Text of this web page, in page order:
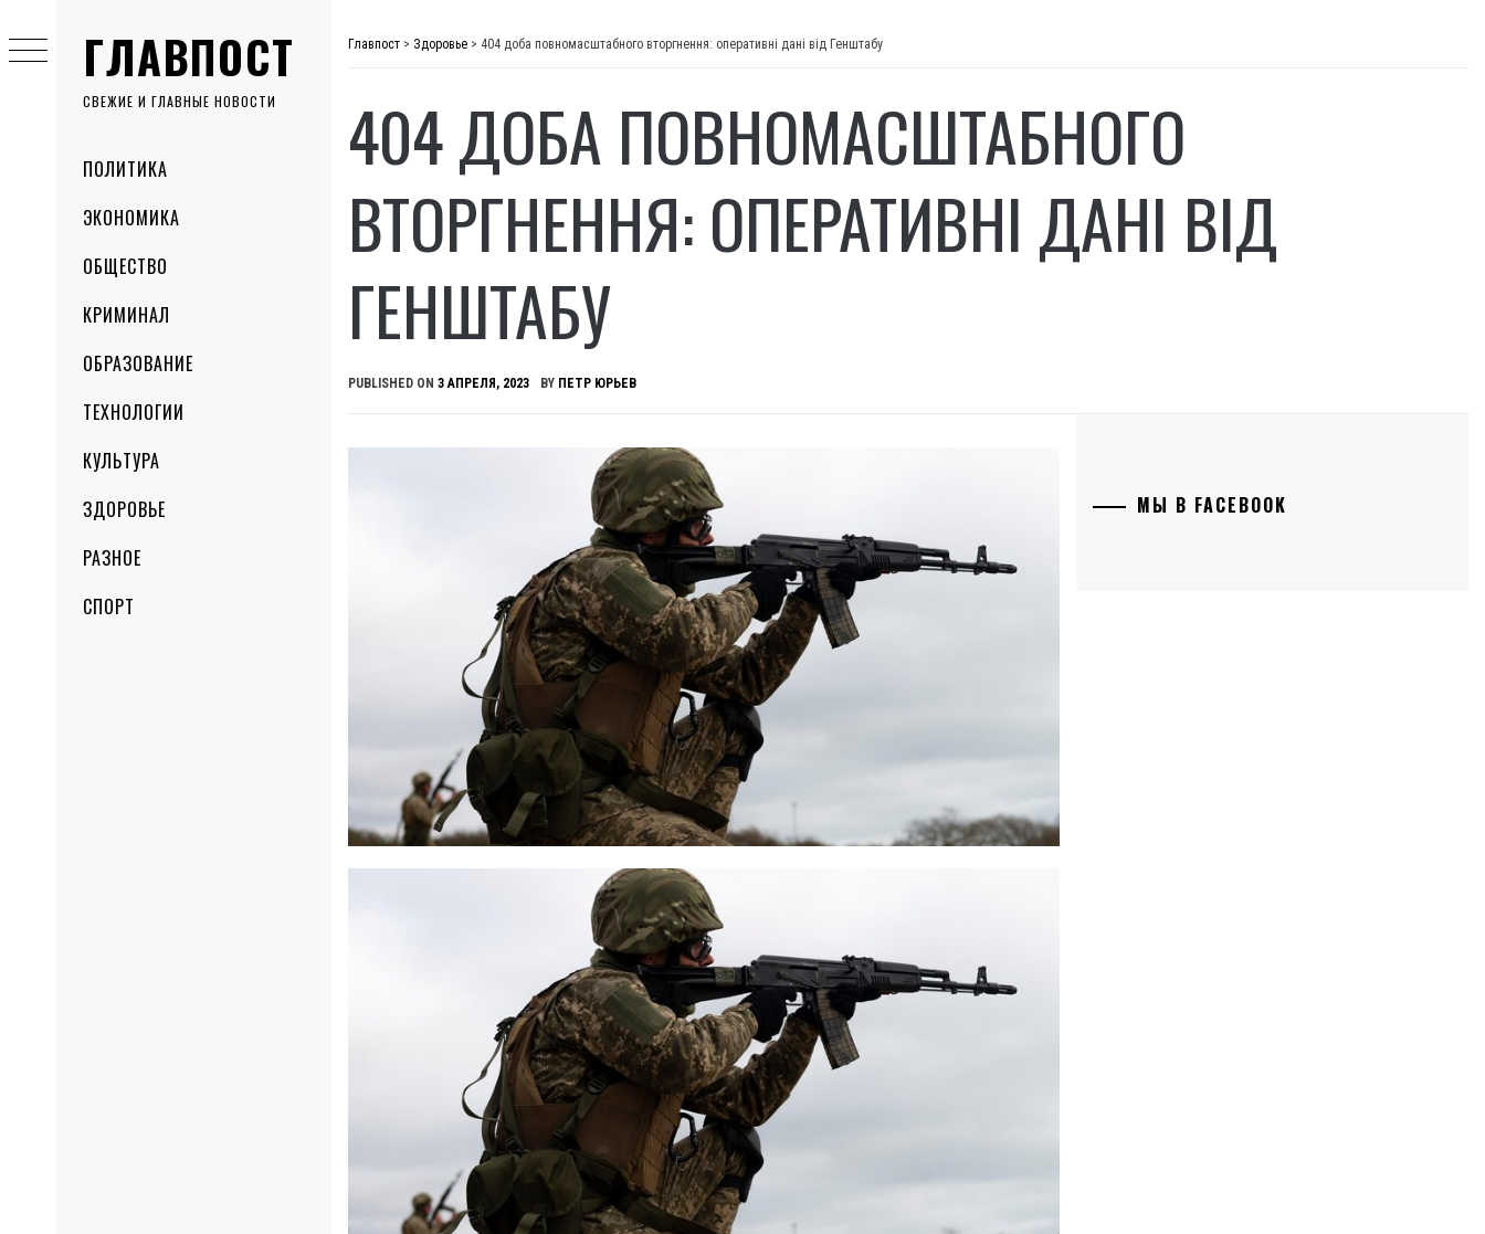
ГЛАВПОСТ
СВЕЖИЕ И ГЛАВНЫЕ НОВОСТИ
MenuПОЛИТИКА
ЭКОНОМИКА
ОБЩЕСТВО
КРИМИНАЛ
ОБРАЗОВАНИЕ
ТЕХНОЛОГИИ
КУЛЬТУРА
ЗДОРОВЬЕ
РАЗНОЕ
СПОРТ
to
content
Главпост > Здоровье > 404 доба повномасштабного вторгнення: оперативні дані від Генштабу
404 ДОБА ПОВНОМАСШТАБНОГО
ВТОРГНЕННЯ: ОПЕРАТИВНІ ДАНІ ВІД
ГЕНШТАБУ
PUBLISHED ON 3 АПРЕЛЯ, 2023 BY ПЕТР ЮРЬЕВ
МЫ В FACEBOOK